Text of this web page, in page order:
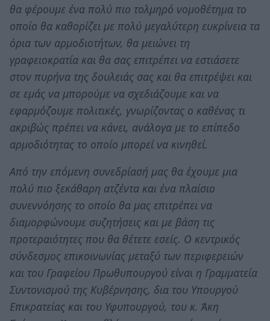
θα φέρουμε ένα πολύ πιο τολμηρό νομοθέτημα το
οποίο θα καθορίζει με πολύ μεγαλύτερη ευκρίνεια τα
όρια των αρμοδιοτήτων, θα μειώνει τη
γραφειοκρατία και θα σας επιτρέπει να εστιάσετε
στον πυρήνα της δουλειάς σας και θα επιτρέψει και
σε εμάς να μπορούμε να σχεδιάζουμε και να
εφαρμόζουμε πολιτικές, γνωρίζοντας ο καθένας τι
ακριβώς πρέπει να κάνει, ανάλογα με το επίπεδο
αρμοδιότητας το οποίο μπορεί να κινηθεί.
Από την επόμενη συνεδρίασή μας θα έχουμε μια
πολύ πιο ξεκάθαρη ατζέντα και ένα πλαίσιο
συνεννόησης το οποίο θα μας επιτρέπει να
διαμορφώνουμε συζητήσεις και με βάση τις
προτεραιότητες που θα θέτετε εσείς. Ο κεντρικός
σύνδεσμος επικοινωνίας μεταξύ των περιφερειών
και του Γραφείου Πρωθυπουργού είναι η Γραμματεία
Συντονισμού της Κυβέρνησης, δια του Υπουργού
Επικρατείας και του Υφυπουργού, του κ. Άκη